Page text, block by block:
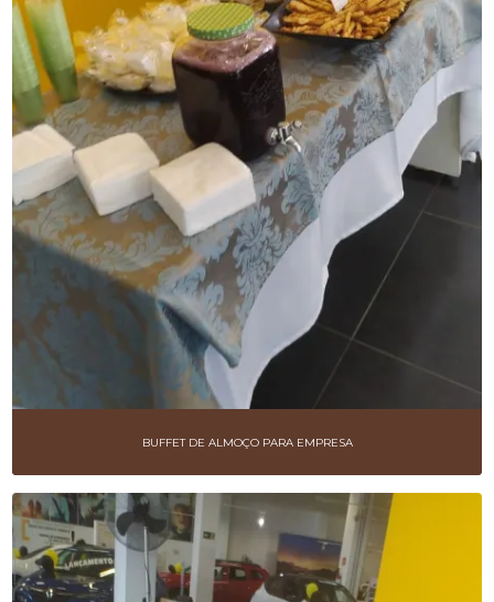
BUFFET DE ALMOÇO PARA EMPRESA